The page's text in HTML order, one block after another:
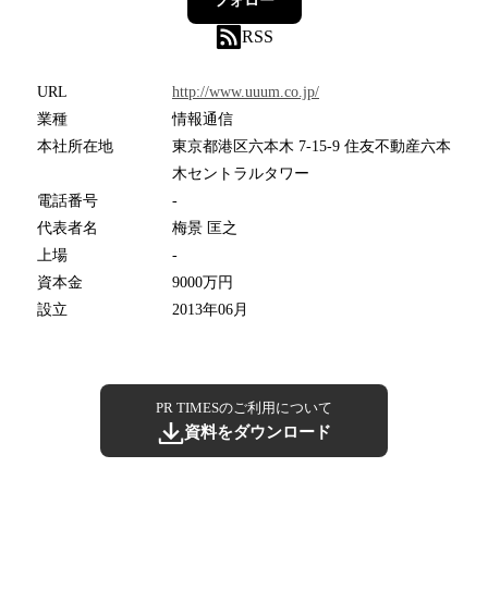
RSS
URL
http://www.uuum.co.jp/
業種
情報通信
本社所在地
東京都港区六本木 7-15-9 住友不動産六本
木セントラルタワー
電話番号
-
代表者名
梅景 匡之
上場
-
資本金
9000万円
設立
2013年06月
PR TIMESのご利用について
資料をダウンロード